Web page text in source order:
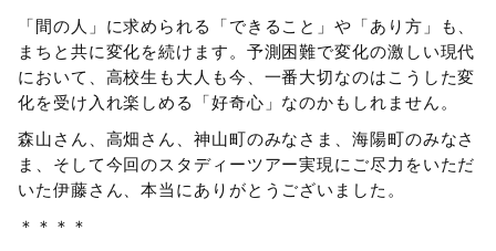
「間の人」に求められる「できること」や「あり方」も、
まちと共に変化を続けます。予測困難で変化の激しい現代
において、高校生も大人も今、一番大切なのはこうした変
化を受け入れ楽しめる「好奇心」なのかもしれません。
森山さん、高畑さん、神山町のみなさま、海陽町のみなさ
ま、そして今回のスタディーツアー実現にご尽力をいただ
いた伊藤さん、本当にありがとうございました。
＊＊＊＊